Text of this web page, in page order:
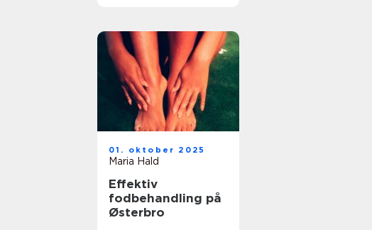
01. oktober 2025
Maria Hald
Effektiv
fodbehandling på
Østerbro